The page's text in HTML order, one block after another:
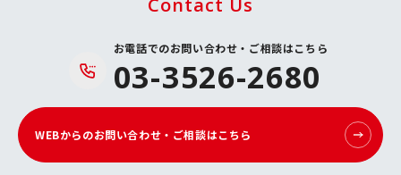
Contact Us
お電話でのお問い合わせ・ご相談はこちら
03-3526-2680
WEBからのお問い合わせ・ご相談はこちら